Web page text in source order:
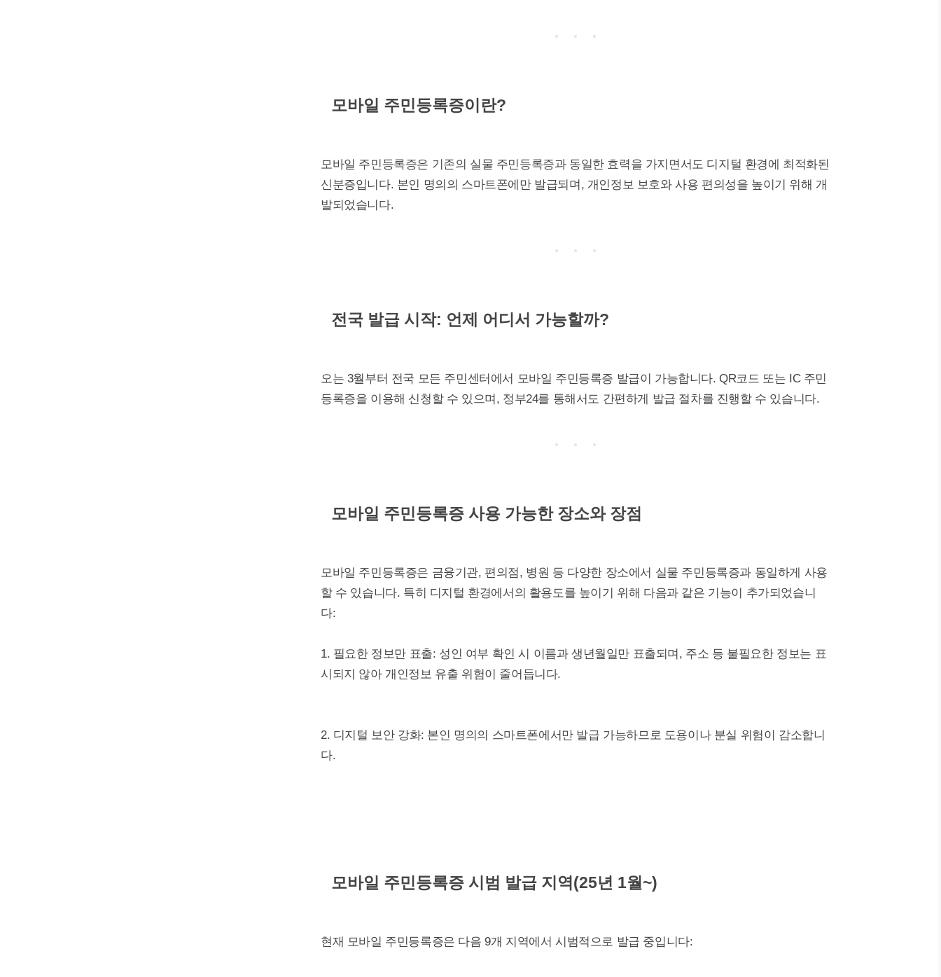
모바일 주민등록증이란?
모바일 주민등록증은 기존의 실물 주민등록증과 동일한 효력을 가지면서도 디지털 환경에 최적화된
신분증입니다. 본인 명의의 스마트폰에만 발급되며, 개인정보 보호와 사용 편의성을 높이기 위해 개
발되었습니다.
전국 발급 시작: 언제 어디서 가능할까?
오는 3월부터 전국 모든 주민센터에서 모바일 주민등록증 발급이 가능합니다. QR코드 또는 IC 주민
등록증을 이용해 신청할 수 있으며, 정부24를 통해서도 간편하게 발급 절차를 진행할 수 있습니다.
모바일 주민등록증 사용 가능한 장소와 장점
모바일 주민등록증은 금융기관, 편의점, 병원 등 다양한 장소에서 실물 주민등록증과 동일하게 사용
할 수 있습니다. 특히 디지털 환경에서의 활용도를 높이기 위해 다음과 같은 기능이 추가되었습니
다:
1. 필요한 정보만 표출: 성인 여부 확인 시 이름과 생년월일만 표출되며, 주소 등 불필요한 정보는 표
시되지 않아 개인정보 유출 위험이 줄어듭니다.
2. 디지털 보안 강화: 본인 명의의 스마트폰에서만 발급 가능하므로 도용이나 분실 위험이 감소합니
다.
모바일 주민등록증 시범 발급 지역(25년 1월~)
현재 모바일 주민등록증은 다음 9개 지역에서 시범적으로 발급 중입니다: